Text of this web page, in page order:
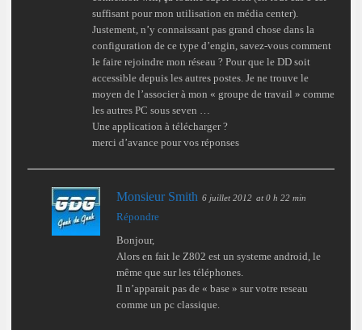
suffisant pour mon utilisation en média center).
Justement, n’y connaissant pas grand chose dans la
configuration de ce type d’engin, savez-vous comment
le faire rejoindre mon réseau ? Pour que le DD soit
accessible depuis les autres postes. Je ne trouve le
moyen de l’associer à mon « groupe de travail » comme
les autres PC sous seven …
Une application à télécharger ?
merci d’avance pour vos réponses
Monsieur Smith 6 juillet 2012 at 0 h 22 min
Répondre
Bonjour,
Alors en fait le Z802 est un systeme android, le
même que sur les téléphones.
Il n’apparait pas de « base » sur votre reseau
comme un pc classique.